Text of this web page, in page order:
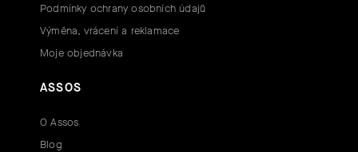
Podmínky ochrany osobních údajů
Výměna, vrácení a reklamace
Moje objednávka
ASSOS
O Assos
Blog